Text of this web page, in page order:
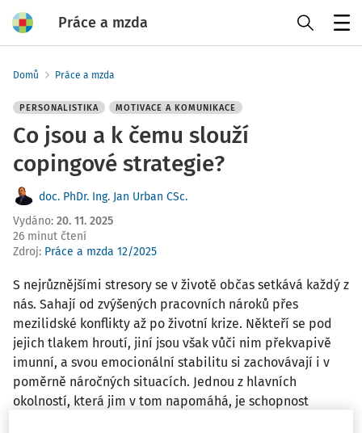
Práce a mzda
Domů Práce a mzda
PERSONALISTIKA MOTIVACE A KOMUNIKACE
Co jsou a k čemu slouží
copingové strategie?
doc. PhDr. Ing. Jan Urban CSc.
Vydáno: 20. 11. 2025
26 minut čtení
Zdroj: Práce a mzda 12/2025
S nejrůznějšími stresory se v životě občas setkává každý z
nás. Sahají od zvýšených pracovních nároků přes
mezilidské konflikty až po životní krize. Někteří se pod
jejich tlakem hroutí, jiní jsou však vůči nim překvapivě
imunní, a svou emocionální stabilitu si zachovávají i v
poměrně náročných situacích. Jednou z hlavních
okolností, která jim v tom napomáhá, je schopnost